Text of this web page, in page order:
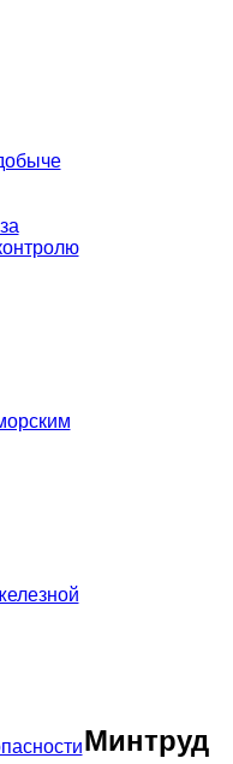
Минтруд